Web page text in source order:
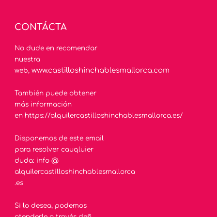
CONTÁCTA
No dude en recomendar
nuestra
web, www.castilloshinchablesmallorca.com
También puede obtener
más información
en https://alquilercastilloshinchablesmallorca.es/
Disponemos de este email
para resolver cauqluier
duda: info @
alquilercastilloshinchablesmallorca
.es
Si lo desea, podemos